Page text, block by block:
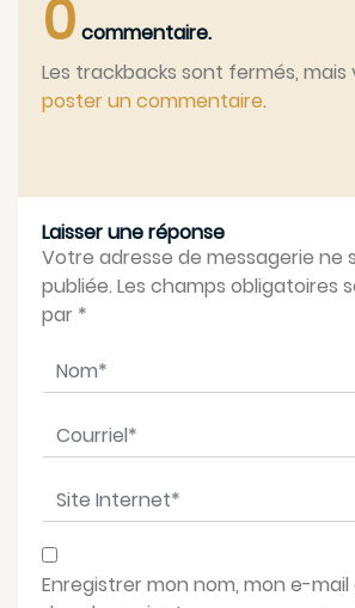
0 commentaire.
Les trackbacks sont fermés, mais
poster un commentaire.
Laisser une réponse
Votre adresse de messagerie ne
publiée. Les champs obligatoires
par *
Nom*
Courriel*
Site Internet*
Enregistrer mon nom, mon e-